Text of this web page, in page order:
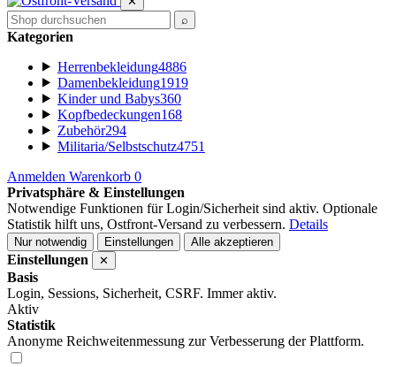
⌕
Kategorien
Herrenbekleidung4886
Damenbekleidung1919
Kinder und Babys360
Kopfbedeckungen168
Zubehör294
Militaria/Selbstschutz4751
Anmelden Warenkorb 0
Privatsphäre & Einstellungen
Notwendige Funktionen für Login/Sicherheit sind aktiv. Optionale
Statistik hilft uns, Ostfront-Versand zu verbessern. Details
Nur notwendig Einstellungen Alle akzeptieren
Einstellungen ✕
Basis
Login, Sessions, Sicherheit, CSRF. Immer aktiv.
Aktiv
Statistik
Anonyme Reichweitenmessung zur Verbesserung der Plattform.